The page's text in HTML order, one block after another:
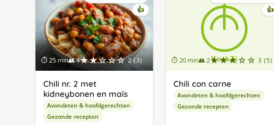
⏱ 25 min👥 4★★☆☆☆ 2 (3)
👍
Chili nr. 2 met
kidneybonen en maïs
Avondeten & hoofdgerechten
Gezonde recepten
⏱ 20 min👥 2★★★☆☆ 3 (5)
👍
Chili con carne
Avondeten & hoofdgerechten
Gezonde recepten